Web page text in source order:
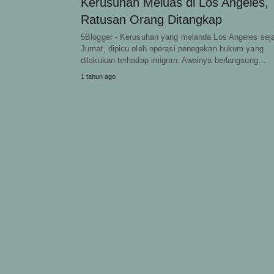
Ratusan Orang Ditangkap
5Blogger - Kerusuhan yang melanda Los Angeles
Jumat, dipicu oleh operasi penegakan hukum yang
dilakukan terhadap imigran. Awalnya berlangsung…
1 tahun ago